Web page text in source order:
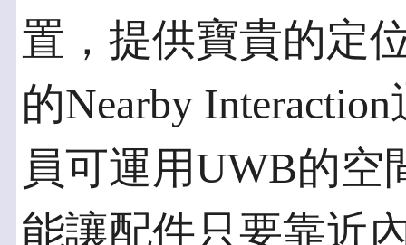
置，提供寶貴的定
的Nearby
員可運用UWB的
能讓配件只要靠近